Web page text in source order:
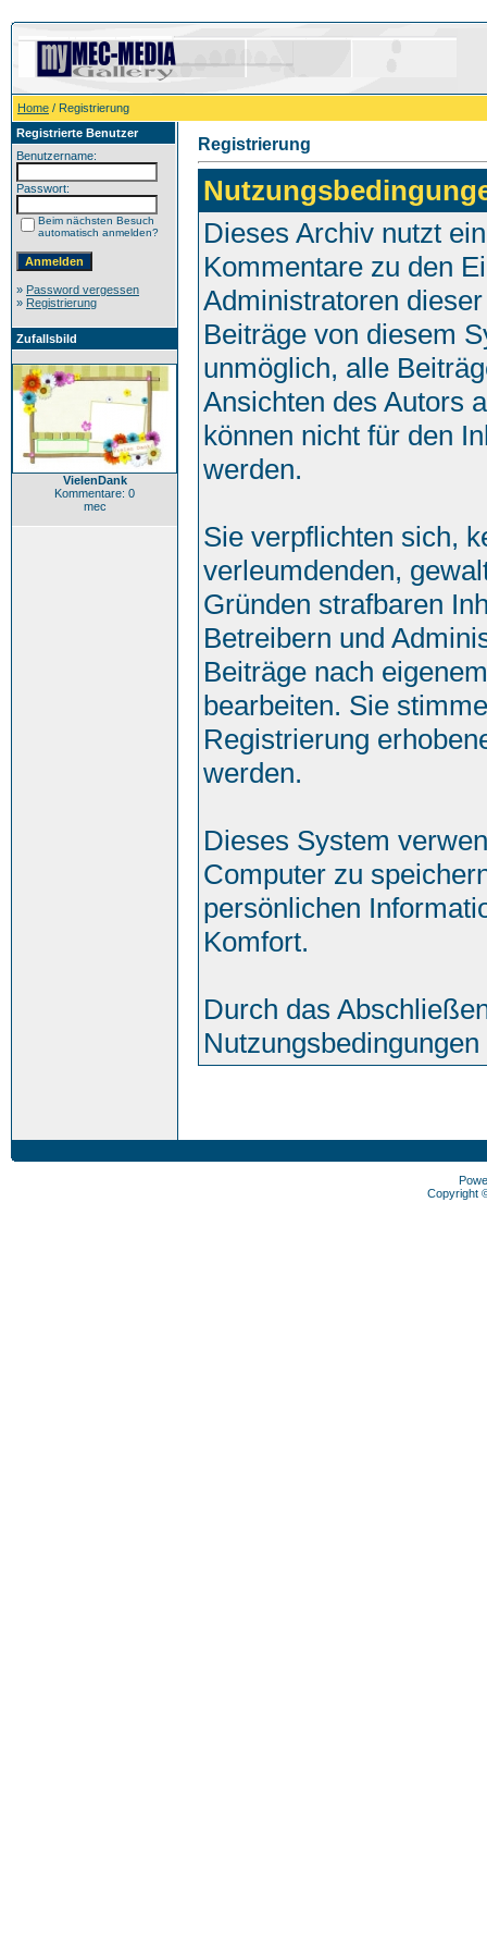
Home / Registrierung
Registrierte Benutzer
Benutzername:
Passwort:
Beim nächsten Besuch
automatisch anmelden?
» Password vergessen
» Registrierung
Zufallsbild
VielenDank
Kommentare: 0
mec
Registrierung
Dieses Archiv nutzt
Kommentare zu den
Administratoren
Beiträge von diesem
unmöglich, alle
Ansichten des Autors
können nicht für den
werden.
Sie verpflichten sich,
verleumdenden,
Gründen strafbaren
Betreibern und
Beiträge nach
bearbeiten. Sie
Registrierung
werden.
Dieses System
Computer zu
persönlichen
Komfort.
Durch das
Nutzungsbedingungen
Copyright